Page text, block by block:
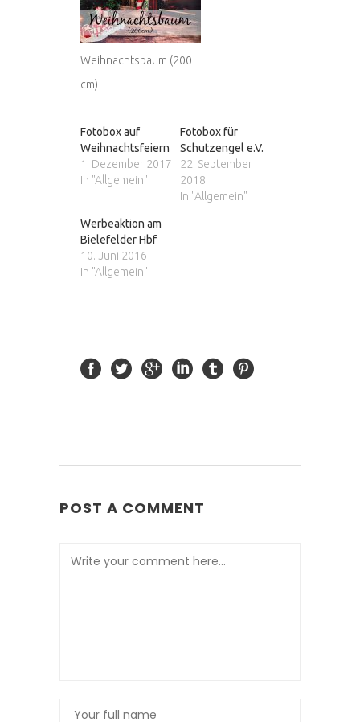
Weihnachtsbaum (200
cm)
Fotobox auf
Weihnachtsfeiern
1. Dezember 2017
In "Allgemein"
Fotobox für
Schutzengel e.V.
22. September
2018
In "Allgemein"
Werbeaktion am
Bielefelder Hbf
10. Juni 2016
In "Allgemein"
POST A COMMENT